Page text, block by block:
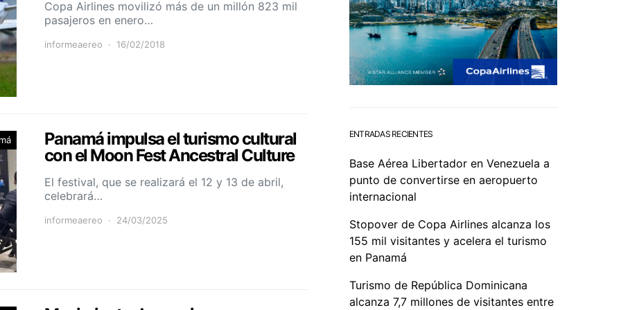
Copa Airlines movilizó más de un millón 823 mil
pasajeros en enero…
informeaereo 16/02/2018
Panamá impulsa el turismo cultural
con el Moon Fest Ancestral Culture
El festival, que se realizará el 12 y 13 de abril,
celebrará…
informeaereo 24/03/2025
ENTRADAS RECIENTES
Base Aérea Libertador en Venezuela a
punto de convertirse en aeropuerto
internacional
Stopover de Copa Airlines alcanza los
155 mil visitantes y acelera el turismo
en Panamá
Turismo de República Dominicana
alcanza 7,7 millones de visitantes entre